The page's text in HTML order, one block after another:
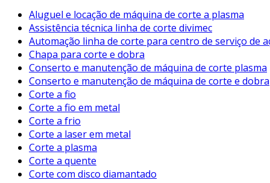
que suas peças e componentes atendam às rigorosas
apenas asseguram um produto final superior, mas
Investir no serviço de corte com plasma não é apenas
resultados da sua empresa. A eficiência e a qualidade
competitividade no mercado. Portanto, para empresas
sem dúvida, uma ferramenta que traz resultados tangíveis.
Ao considerar a implementação de soluções de corte em
Nossos especialistas podem fornecer informações
elaborar uma proposta customizada para suas
uma cotação e descubra como nossos parceiros podem
Aluguel e locação de máquina de corte a plasma
Assistência técnica linha de corte divimec
Automação linha de corte para centro de serviço de
Chapa para corte e dobra
Conserto e manutenção de máquina de corte plasma
Conserto e manutenção de máquina de corte e dobra
Corte a fio
Corte a fio em metal
Corte a frio
Corte a laser em metal
Corte a plasma
Corte a quente
Corte com disco diamantado